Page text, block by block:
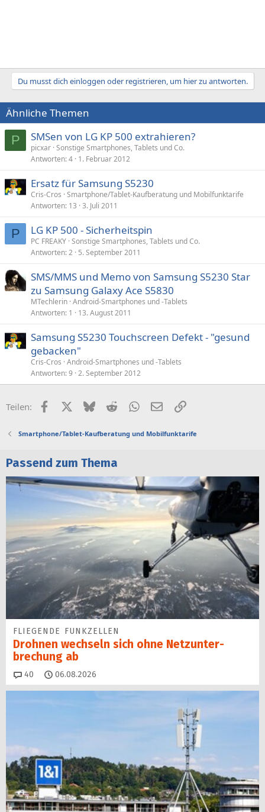
Du musst dich einloggen oder registrieren, um hier zu antworten.
Ähnliche Themen
P SMSen von LG KP 500 extrahieren?
picxar Sonstige Smartphones, Tablets und Co.
Antworten 4 1. Februar 2012
Ersatz für Samsung S5230
Cris-Cros Smartphone/Tablet-Kaufberatung und Mobilfunktarife
Antworten 13 3. Juli 2011
P LG KP 500 - Sicherheitspin
PC FREAKY Sonstige Smartphones, Tablets und Co.
Antworten 2 5. September 2011
SMS/MMS und Memo von Samsung S5230 Star
zu Samsung Galaxy Ace S5830
MTechlerin Android-Smartphones und -Tablets
Antworten 1 13. August 2011
Samsung S5230 Touchscreen Defekt - "gesund
gebacken"
Cris-Cros Android-Smartphones und -Tablets
Antworten 9 2. September 2012
Teilen: FacebookX (Twitter)
BlueskyRedditWhatsApp
E-MailLink
Smartphone/Tablet-Kaufberatung und Mobilfunktarife
Passend zum Thema
FLIEGENDE FUNKZELLEN
Drohnen wechseln sich ohne Netz­unter­
brechung ab
40 Kommentare
06.08.2026